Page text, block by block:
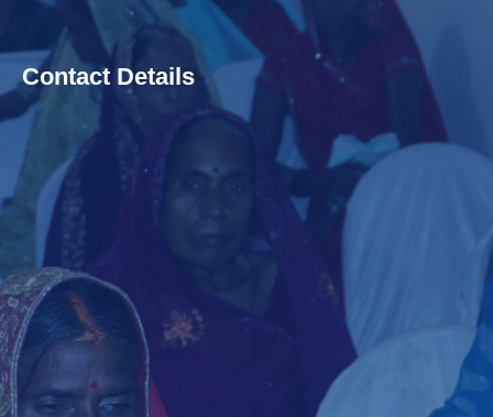
Contact Details